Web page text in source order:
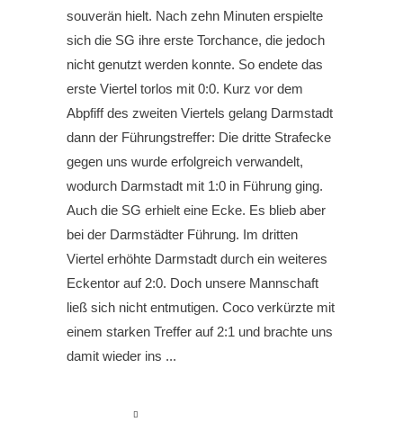
souverän hielt. Nach zehn Minuten erspielte
sich die SG ihre erste Torchance, die jedoch
nicht genutzt werden konnte. So endete das
erste Viertel torlos mit 0:0. Kurz vor dem
Abpfiff des zweiten Viertels gelang Darmstadt
dann der Führungstreffer: Die dritte Strafecke
gegen uns wurde erfolgreich verwandelt,
wodurch Darmstadt mit 1:0 in Führung ging.
Auch die SG erhielt eine Ecke. Es blieb aber
bei der Darmstädter Führung. Im dritten
Viertel erhöhte Darmstadt durch ein weiteres
Eckentor auf 2:0. Doch unsere Mannschaft
ließ sich nicht entmutigen. Coco verkürzte mit
einem starken Treffer auf 2:1 und brachte uns
damit wieder ins